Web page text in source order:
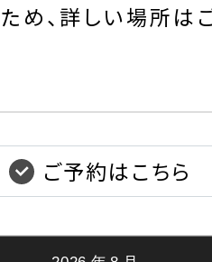
め、詳しい場所は